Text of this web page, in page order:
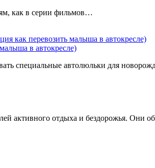
как в серии фильмов…
в автокресле)
специальные автолюльки для
активного отдыха и бездорожья. Они